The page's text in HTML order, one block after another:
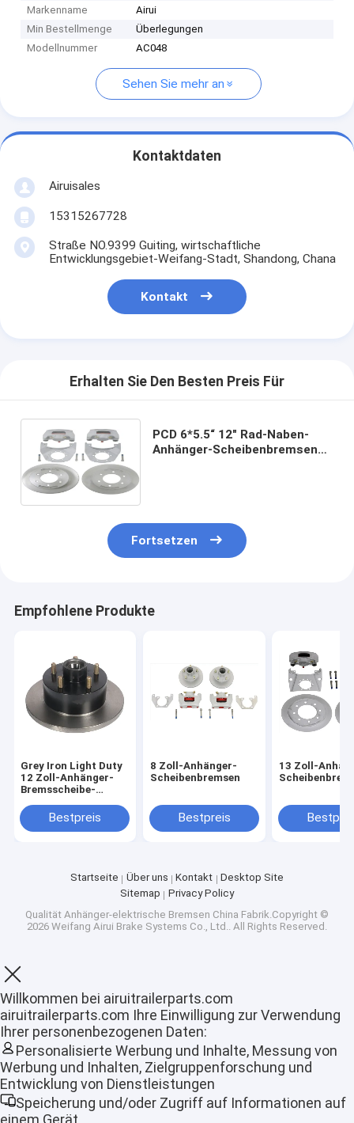
Startseite
Produkte
VR Show
Markenname
Airui
Min Bestellmenge
Überlegungen
Modellnummer
AC048
Sehen Sie mehr an
Kontaktdaten
Airuisales
15315267728
Straße NO.9399 Guiting, wirtschaftliche
Entwicklungsgebiet-Weifang-Stadt, Shandong, Chana
Kontakt
Erhalten Sie Den Besten Preis Für
PCD 6*5.5“ 12" Rad-Naben-
Anhänger-Scheibenbremsen
Fortsetzen
Empfohlene Produkte
Grey Iron Light Duty
12 Zoll-Anhänger-
Bremsscheibe-
Tasterzirkeln
Bestpreis
8 Zoll-Anhänger-
Scheibenbremsen
Bestpreis
13 Zoll-
Startseite Über uns Kontakt
Desktop Site
Sitemap
Privacy Policy
Qualität Anhänger-elektrische Bremsen China Fabrik.Copyright ©
2026 Weifang Airui Brake Systems Co., Ltd.. All Rights Reserved.
Willkommen bei airuitrailerparts.com
airuitrailerparts.com Ihre Einwilligung zur Verwendung
Ihrer personenbezogenen Daten:
Personalisierte Werbung und Inhalte, Messung von
Werbung und Inhalten, Zielgruppenforschung und
Entwicklung von Dienstleistungen
Speicherung und/oder Zugriff auf Informationen auf
einem Gerät